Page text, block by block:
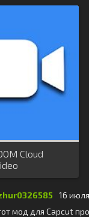
Cloud
16
мод для Capcut